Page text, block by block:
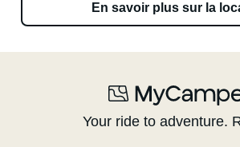
En savoir plus sur la
Your ride to adventure.